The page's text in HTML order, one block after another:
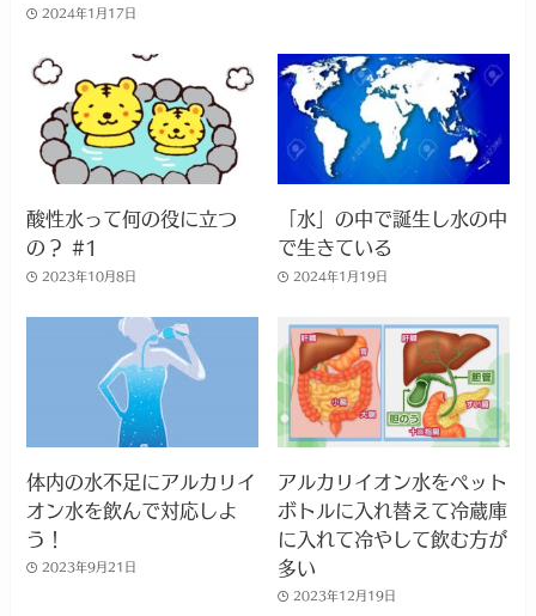
2024年1月17日
酸性水って何の役に立つ
の？ #1
2023年10月8日
「水」の中で誕生し水の中
で生きている
2024年1月19日
体内の水不足にアルカリイ
オン水を飲んで対応しよ
う！
2023年9月21日
アルカリイオン水をペット
ボトルに入れ替えて冷蔵庫
に入れて冷やして飲む方が
多い
2023年12月19日